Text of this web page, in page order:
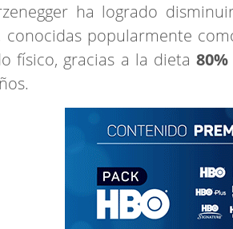
ha logrado
conocidas popularmente
físico, gracias a la dieta